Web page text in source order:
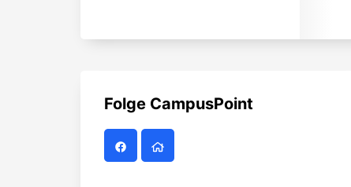
Folge CampusPoint